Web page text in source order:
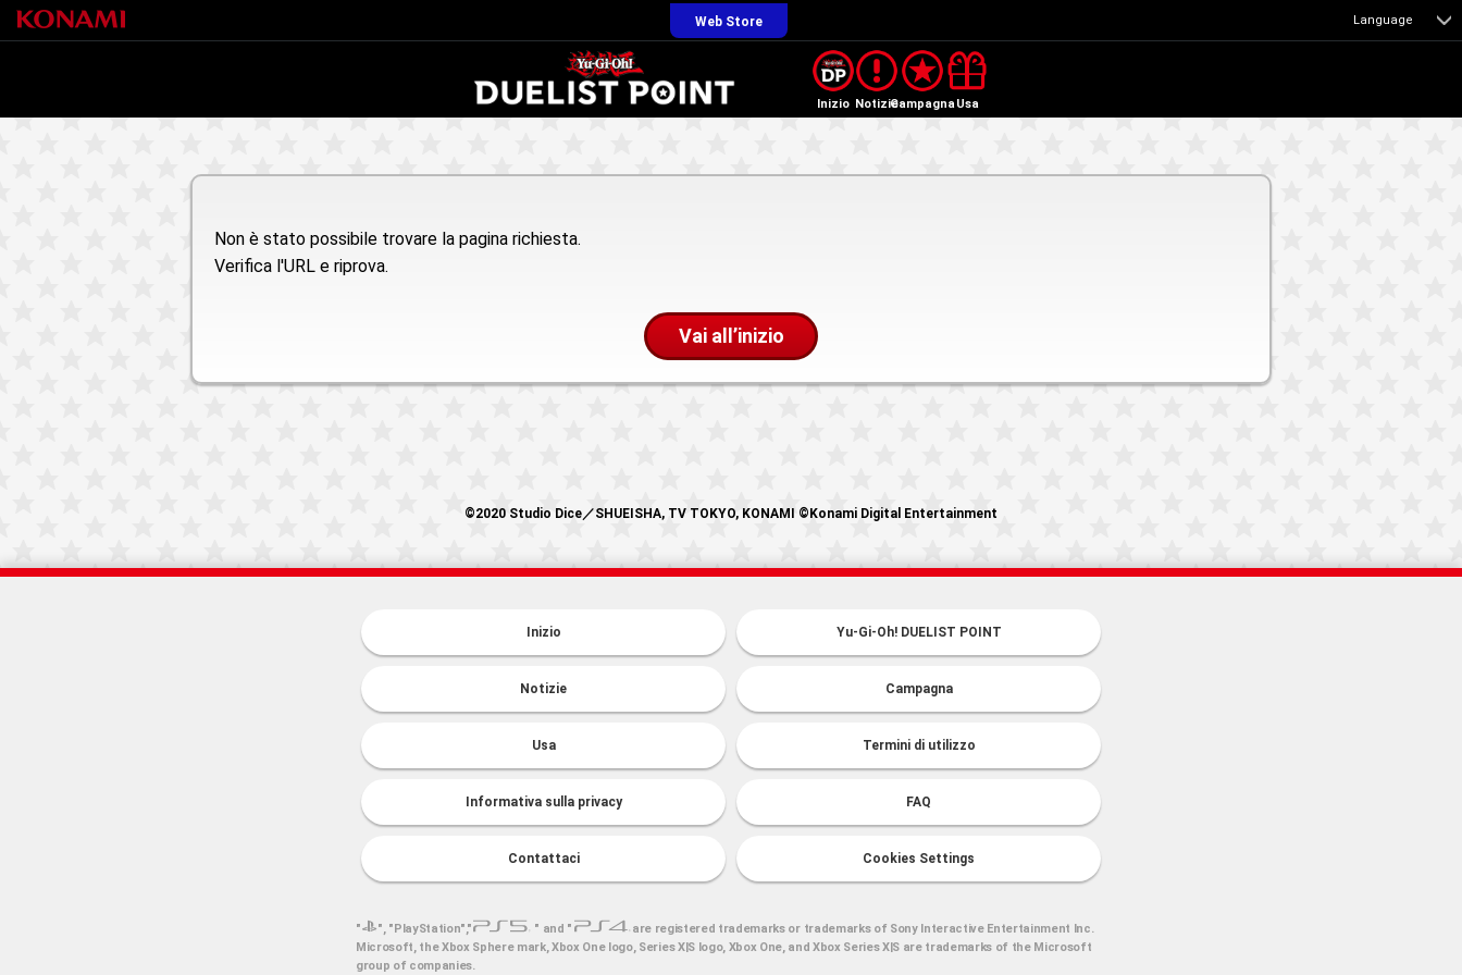
Web Store Language
Inizio NotizieCampagna Usa
Non è stato possibile trovare la pagina richiesta.
Verifica l'URL e riprova.
Vai all’inizio
©2020 Studio Dice／SHUEISHA, TV TOKYO, KONAMI ©Konami Digital Entertainment
Inizio Yu-Gi-Oh! DUELIST POINT
Notizie Campagna
Usa Termini di utilizzo
Informativa sulla privacy FAQ
Contattaci Cookies Settings
" ", "PlayStation"," " and "
are registered trademarks or trademarks of Sony Interactive Entertainment Inc.
Microsoft, the Xbox Sphere mark, Xbox One logo, Series X|S logo, Xbox One, and Xbox Series X|S are trademarks of the Microsoft
group of companies.